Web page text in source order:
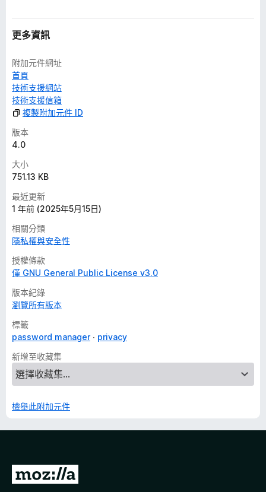
更多資訊
附加元件網址
首頁
技術支援網站
技術支援信箱
複製附加元件 ID
版本
4.0
大小
751.13 KB
最近更新
1 年前 (2025年5月15日)
相關分類
隱私權與安全性
授權條款
僅 GNU General Public License v3.0
版本紀錄
瀏覽所有版本
標籤
password manager
privacy
新增至收藏集
檢舉此附加元件
前